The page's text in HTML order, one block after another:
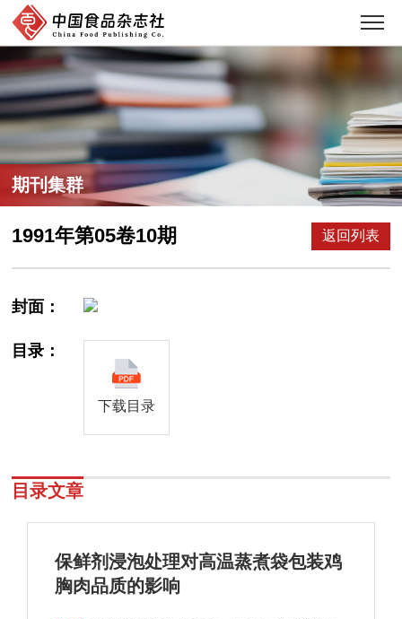
期刊集群
1991年第05卷10期 返回列表
封面：
目录：
下载目录
目录文章
保鲜剂浸泡处理对高温蒸煮袋包装鸡
胸肉品质的影响